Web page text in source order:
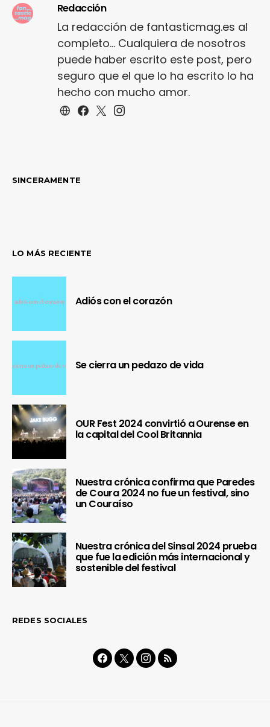
Redacción
La redacción de fantasticmag.es al
completo... Cualquiera de nosotros
puede haber escrito este post, pero
seguro que el que lo ha escrito lo ha
hecho con mucho amor.
SINCERAMENTE
LO MÁS RECIENTE
Adiós con el corazón
Se cierra un pedazo de vida
OUR Fest 2024 convirtió a Ourense en
la capital del Cool Britannia
Nuestra crónica confirma que Paredes
de Coura 2024 no fue un festival, sino
un Couraíso
Nuestra crónica del Sinsal 2024 prueba
que fue la edición más internacional y
sostenible del festival
REDES SOCIALES